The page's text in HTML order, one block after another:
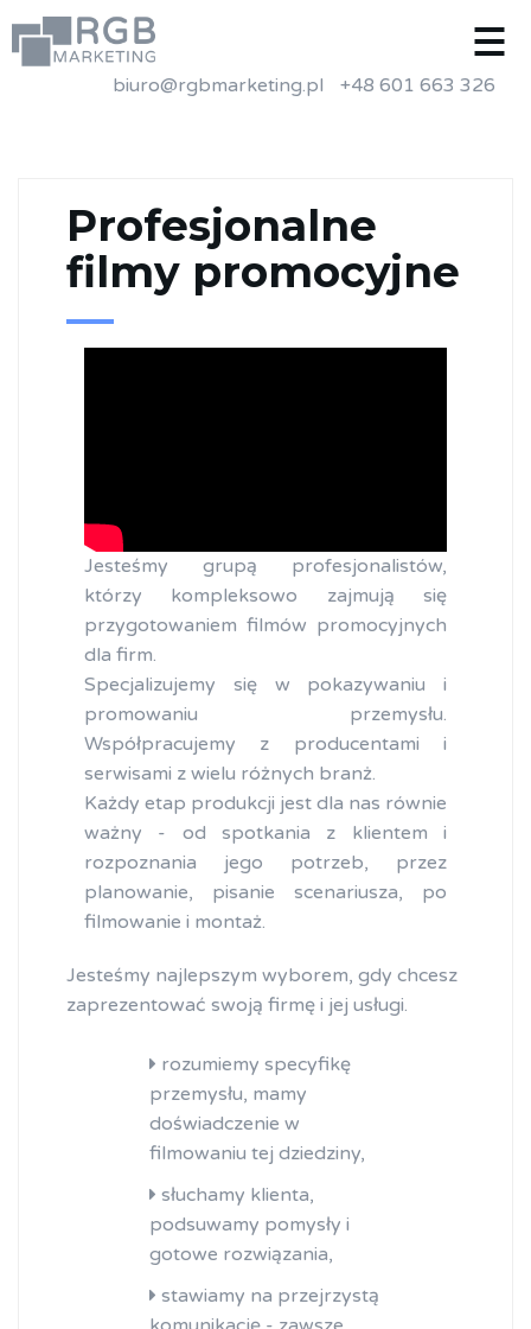
biuro@rgbmarketing.pl +48 601 663 326
Profesjonalne
filmy promocyjne
Jesteśmy grupą profesjonalistów,
którzy kompleksowo zajmują się
przygotowaniem filmów promocyjnych
dla firm.
Specjalizujemy się w pokazywaniu i
promowaniu przemysłu.
Współpracujemy z producentami i
serwisami z wielu różnych branż.
Każdy etap produkcji jest dla nas równie
ważny - od spotkania z klientem i
rozpoznania jego potrzeb, przez
planowanie, pisanie scenariusza, po
filmowanie i montaż.
Jesteśmy najlepszym wyborem, gdy chcesz
zaprezentować swoją firmę i jej usługi.
rozumiemy specyfikę
przemysłu, mamy
doświadczenie w
filmowaniu tej dziedziny,
słuchamy klienta,
podsuwamy pomysły i
gotowe rozwiązania,
stawiamy na przejrzystą